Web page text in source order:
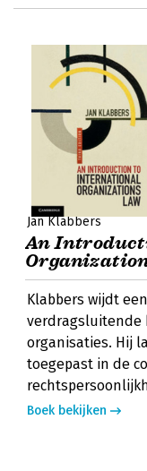
Jan Klabbers
An
Klabbers wijdt
verdragsluitende
organisaties. Hij
toegepast in de
Boek bekijken